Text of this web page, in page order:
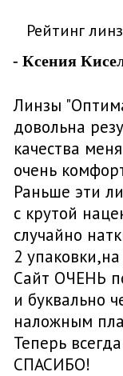
Рейтинг
- Ксения
Линзы
довольна
качества
очень
Раньше эти
с крутой
случайно
2 упаковки,на
Сайт ОЧЕНЬ
и буквально
наложным
Теперь
СПАСИБО!